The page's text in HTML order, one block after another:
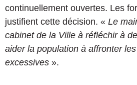
continuellement ouvertes. Les
justifient cette décision. « Le
cabinet de la Ville à réfléchir à
aider la population à affronter
excessives ».